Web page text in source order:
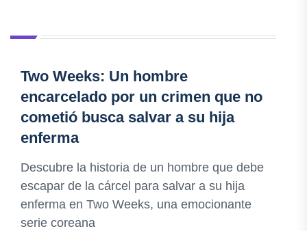
Two Weeks: Un hombre
encarcelado por un crimen que no
cometió busca salvar a su hija
enferma
Descubre la historia de un hombre que debe
escapar de la cárcel para salvar a su hija
enferma en Two Weeks, una emocionante
serie coreana